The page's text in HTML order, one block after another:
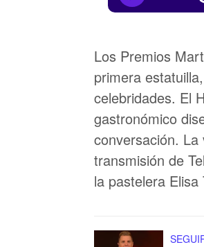
Los Premios
primera
celebridades. El
gastronómico
conversación.
transmisión de
la pastelera Elisa